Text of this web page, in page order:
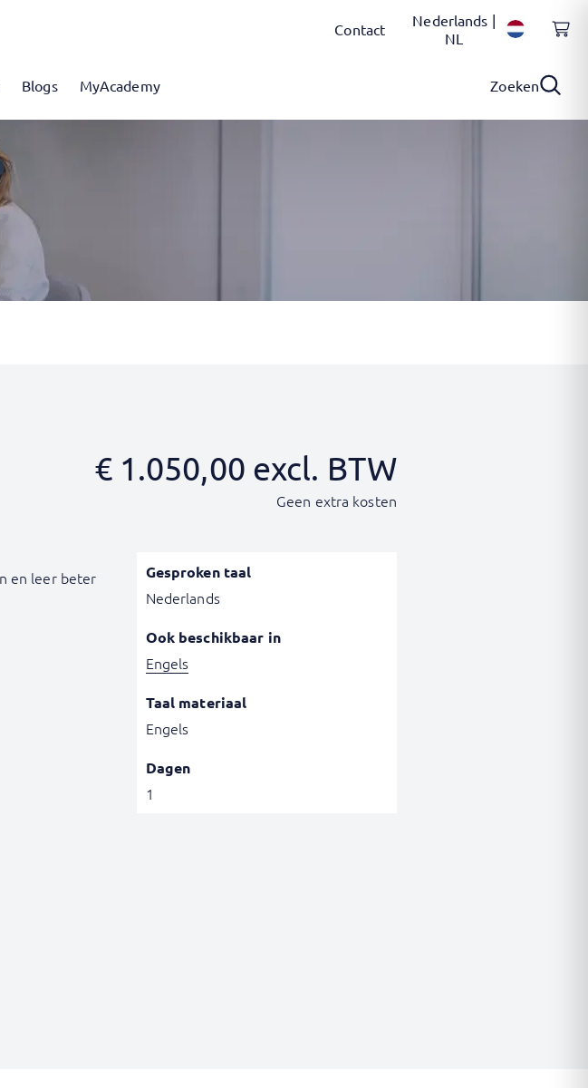
Contact
Nederlands |
NL
Blogs MyAcademy Zoeken
€1.050,00 excl. BTW
Geen extra kosten
en leer beter
Gesproken taal
Nederlands
Ook beschikbaar in
Engels
Taal materiaal
Engels
Dagen
1